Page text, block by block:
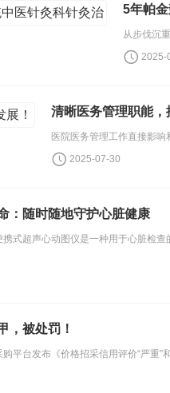
5年帕
2025-
清晰医务管理职能，
2025-07-30
：随时随地守护心脏健康
，被处罚！